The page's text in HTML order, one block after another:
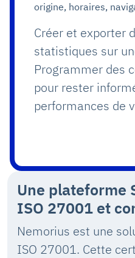
origine, horaires,
Créer et exporter
statistiques sur
Programmer des
pour rester
performances de
Une plateforme
ISO 27001 et
Nemorius est une
ISO 27001. Cette